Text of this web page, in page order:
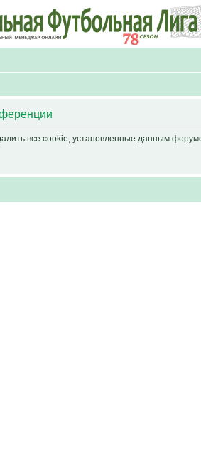
все cookie, установленные данным